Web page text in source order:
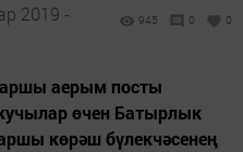
2019 -
945 0 0
аерым посты
өчен Батырлык
көрәш бүлекчәсенең